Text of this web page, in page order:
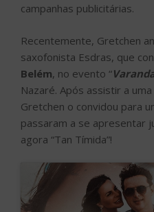
campanhas publicitárias.
Recentemente, Gretchen
saxofonista Esdras, que
Belém, no evento “
Nazaré. Após assistir a
Gretchen o convidou para
passaram a se apresentar
agora “Tan Tímida”!